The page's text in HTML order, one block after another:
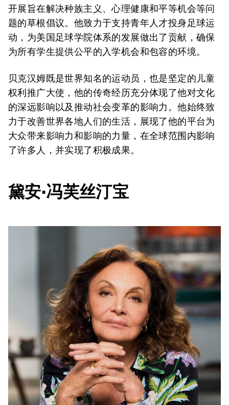
开展旨在解决种族主义、心理健康和平等机会等问
题的草根倡议。他致力于支持青年人才投身足球运
动，为美国足球学院体系的发展做出了贡献，确保
为所有学生提供公平的入学机会和包容的环境。
贝克汉姆既是世界知名的运动员，也是坚定的儿童
权利推广大使，他的传奇经历充分体现了他对文化
的深远影响以及推动社会变革的影响力。他始终致
力于改善世界各地人们的生活，展现了他的平台为
大众带来影响力和影响的力量，在全球范围内影响
了许多人，并实现了积极成果。
黛安·冯芙丝汀宝